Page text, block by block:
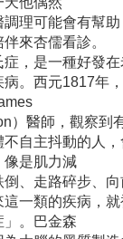
調理可能會有幫助
來杏儒看診。
症，是一種好發
病。西元1817年
）醫師，觀察到
不自主抖動的人，
像是肌力減
倒、走路碎步、
這一類的疾病，
」。巴金森